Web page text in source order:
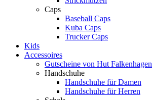
Caps
Baseball Caps
Kuba Caps
Trucker Caps
Kids
Accessoires
Gutscheine von Hut Falkenhagen
Handschuhe
Handschuhe für Damen
Handschuhe für Herren